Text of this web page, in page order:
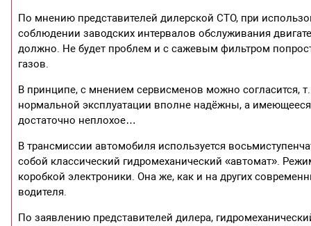
По мнению представителей дилерской СТО, при
соблюдении заводских интервалов обслуживания
должно. Не будет проблем и с сажевым фильтром
газов.
В принципе, с мнением сервисменов можно согласится,
нормальной эксплуатации вполне надёжны, а
достаточно неплохое…
В трансмиссии автомобиля используется
собой классический гидромеханический «автомат».
коробкой электроники. Она же, как и на других
водителя.
По заявлению представителей дилера,